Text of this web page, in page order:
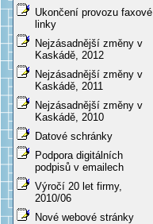
Ukončení provozu faxové
linky
Nejzásadnější změny v
Kaskádě, 2012
Nejzásadnější změny v
Kaskádě, 2011
Nejzásadnější změny v
Kaskádě, 2010
Datové schránky
Podpora digitálních
podpisů v emailech
Výročí 20 let firmy,
2010/06
Nové webové stránky